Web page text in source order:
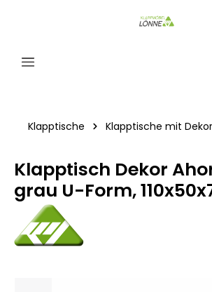
Klapptische Klapptische mit Dekor
Klapptisch Dekor
grau U-Form,